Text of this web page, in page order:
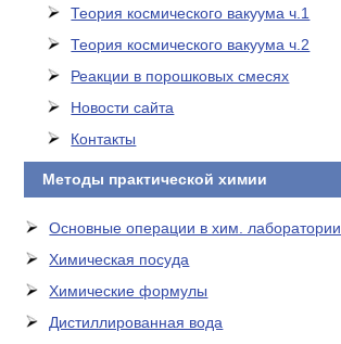
Теория космического вакуума ч.1
Теория космического вакуума ч.2
Реакции в порошковых смесях
Новости сайта
Контакты
Методы практической химии
Основные операции в хим. лаборатории
Химическая посуда
Химические формулы
Дистиллированная вода